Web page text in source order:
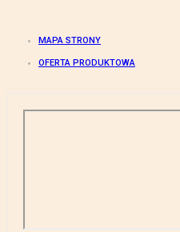
MAPA STRONY
OFERTA PRODUKTOWA